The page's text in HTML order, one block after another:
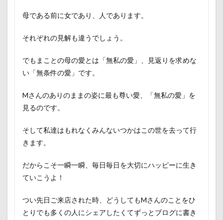
母である前に女であり、人であります。
それぞれの見解も違うでしょう。
でもまことの母の愛とは「無私の愛」、見返りを求めな
い「無条件の愛」です。
Mさんのありのままの姿に最も尊い愛、「無私の愛」を
見るのです。
そして私達はもれなくみんないつかはこの世を去って行
きます。
だからこそ一瞬一瞬、毎日毎日を大切にハッピーに生き
ていこうよ！
つい先日ご来店された時、どうしてもMさんのことをひ
とりでも多くの人にシェアしたくてずっとブログに書き